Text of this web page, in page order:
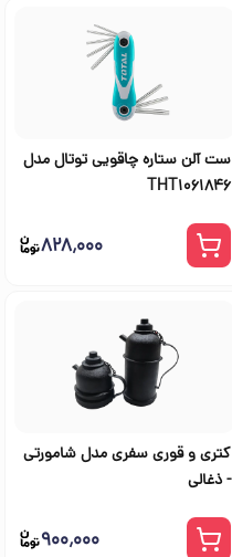
ست آلن ستاره چاقویی توتال مدل
THT1061846
۸۲۸٬۰۰۰
کتری و قوری سفری مدل شامورتی
- ذغالی
۹۰۰٬۰۰۰